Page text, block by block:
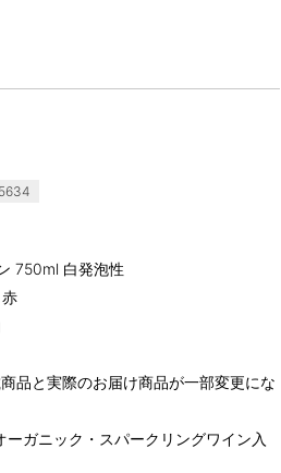
750ml 白発泡性
品と実際のお届け商品が一部変更にな
ガニック・スパークリングワイン入